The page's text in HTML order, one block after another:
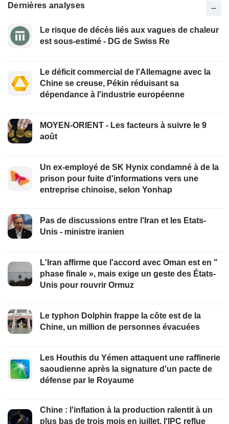
Dernières analyses
Le risque de décès liés aux vagues de chaleur
est sous-estimé - DG de Swiss Re
Le déficit commercial de l'Allemagne avec la
Chine se creuse, Pékin réduisant sa
dépendance à l'industrie européenne
MOYEN-ORIENT - Les facteurs à suivre le 9
août
Un ex-employé de SK Hynix condamné à de la
prison pour fuite d'informations vers une
entreprise chinoise, selon Yonhap
Pas de discussions entre l'Iran et les Etats-
Unis - ministre iranien
L'Iran affirme que l'accord avec Oman est en "
phase finale », mais exige un geste des États-
Unis pour rouvrir Ormuz
Le typhon Dolphin frappe la côte est de la
Chine, un million de personnes évacuées
Les Houthis du Yémen attaquent une raffinerie
saoudienne après la signature d'un pacte de
défense par le Royaume
Chine : l'inflation à la production ralentit à un
plus bas de trois mois en juillet, l'IPC reflue